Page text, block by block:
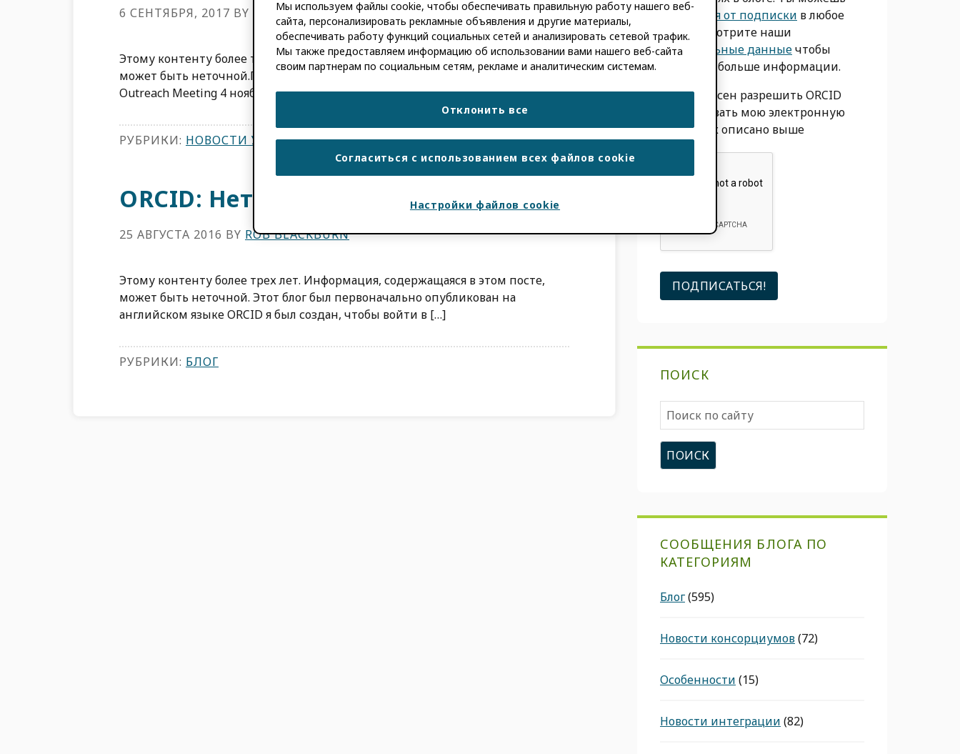
6 СЕНТЯБРЯ, 2017 BY ROB BLACKBURN
Этому контенту более трех лет. Информация, содержащаяся в этом посте,
может быть неточной.Присоединяйтесь к нам на следующую встречу
Outreach Meeting 4 ноября 2014 года, спонсируемую […]
РУБРИКИ: НОВОСТИ УЧАСТНИКА
ORCID: Нет вендерем
25 АВГУСТА 2016 BY ROB BLACKBURN
Этому контенту более трех лет. Информация, содержащаяся в этом посте,
может быть неточной. Этот блог был первоначально опубликован на
английском языке ORCID я был создан, чтобы войти в […]
РУБРИКИ: БЛОГ
отказаться от подписки в любое
время. Смотрите наши
Персональные данныечтобы
получить больше информации.
Я согласен разрешить ORCID
использовать мою электронную
почту, как описано выше
ПОИСК
Поиск
по
сайту
СООБЩЕНИЯ БЛОГА ПО
КАТЕГОРИЯМ
Блог(595)
Новости консорциумов(72)
Особенности (15)
Новости интеграции (82)
Мы используем файлы cookie, чтобы обеспечивать правильную работу нашего веб-
сайта, персонализировать рекламные объявления и другие материалы,
обеспечивать работу функций социальных сетей и анализировать сетевой трафик.
Мы также предоставляем информацию об использовании вами нашего веб-сайта
своим партнерам по социальным сетям, рекламе и аналитическим системам.
Отклонить все
Согласиться с использованием всех файлов cookie
Настройки файлов cookie